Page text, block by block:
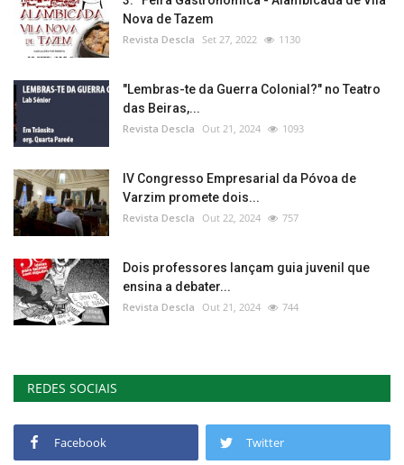
Nova de Tazem
Revista Descla Set 27, 2022 1130
"Lembras-te da Guerra Colonial?" no Teatro
das Beiras,...
Revista Descla Out 21, 2024 1093
IV Congresso Empresarial da Póvoa de
Varzim promete dois...
Revista Descla Out 22, 2024 757
Dois professores lançam guia juvenil que
ensina a debater...
Revista Descla Out 21, 2024 744
REDES SOCIAIS
Facebook Twitter